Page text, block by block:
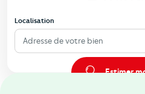
Localisation
Adresse de votre bien
Estimer